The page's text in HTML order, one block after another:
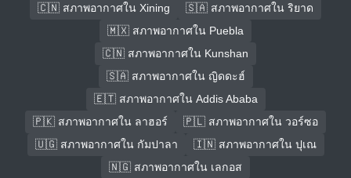
🇨🇳 สภาพอากาศใน Xining
🇸🇦 สภาพอากาศใน ริยาด
🇲🇽 สภาพอากาศใน Puebla
🇨🇳 สภาพอากาศใน Kunshan
🇸🇦 สภาพอากาศใน ญิดดะฮ์
🇪🇹 สภาพอากาศใน Addis Ababa
🇵🇰 สภาพอากาศใน ลาฮอร์
🇵🇱 สภาพอากาศใน วอร์ซอ
🇺🇬 สภาพอากาศใน กัมปาลา
🇮🇳 สภาพอากาศใน ปุเณ
🇳🇬 สภาพอากาศใน เลกอส